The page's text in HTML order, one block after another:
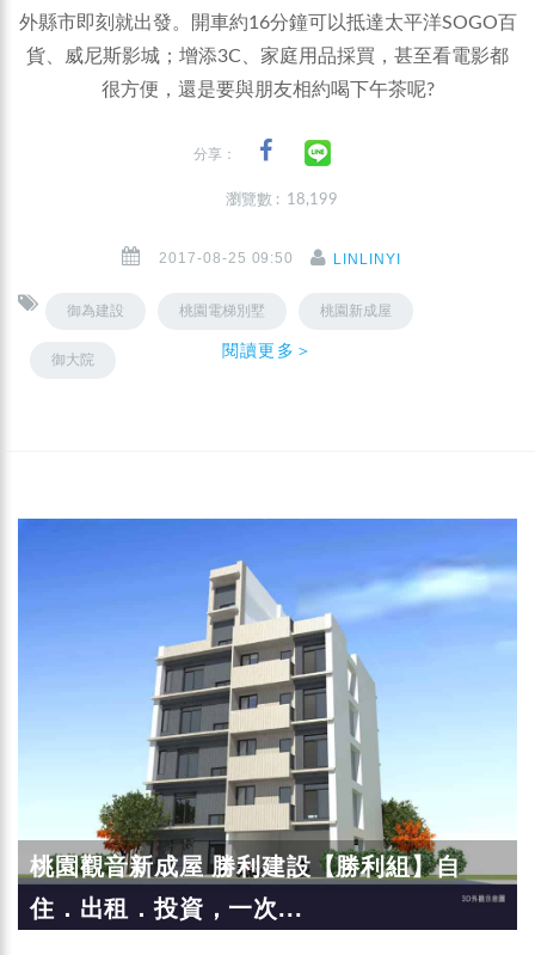
外縣市即刻就出發。開車約16分鐘可以抵達太平洋SOGO百
貨、威尼斯影城；增添3C、家庭用品採買，甚至看電影都
很方便，還是要與朋友相約喝下午茶呢?
分享：
瀏覽數 : 18,199
2017-08-25 09:50 LINLINYI
御為建設 桃園電梯別墅 桃園新成屋
御大院 閱讀更多＞
桃園觀音新成屋‭ ‬勝利建設【勝利組】自
住．出租．投資，一次...